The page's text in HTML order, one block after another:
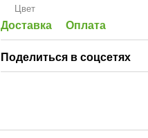
Цвет
Доставка Оплата
Поделиться в соцсетях